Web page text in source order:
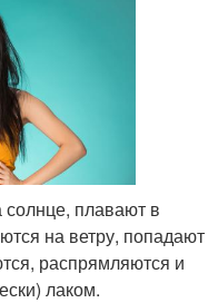
плавают в
на ветру, попадают
распрямляются и
лаком.